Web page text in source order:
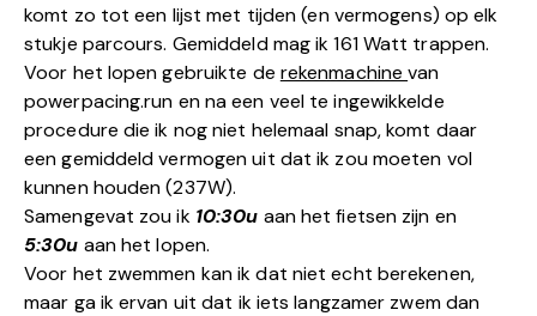
komt zo tot een lijst met tijden (en vermogens) op elk
stukje parcours. Gemiddeld mag ik 161 Watt trappen.
Voor het lopen gebruikte de rekenmachinevan
powerpacing.run en na een veel te ingewikkelde
procedure die ik nog niet helemaal snap, komt daar
een gemiddeld vermogen uit dat ik zou moeten vol
kunnen houden (237W).
Samengevat zou ik 10:30u aan het fietsen zijn en
5:30u aan het lopen.
Voor het zwemmen kan ik dat niet echt berekenen,
maar ga ik ervan uit dat ik iets langzamer zwem dan